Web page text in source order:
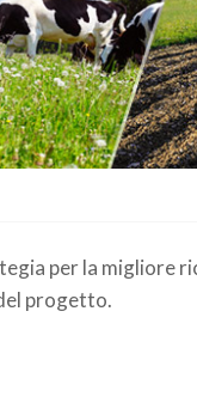
per la migliore
progetto.